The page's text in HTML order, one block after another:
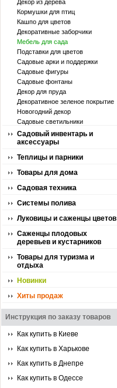
Декор из дерева
Кормушки для птиц
Кашпо для цветов
Декоративные заборчики
Мебель для сада
Подставки для цветов
Садовые арки и поддержки
Садовые фигуры
Садовые фонтаны
Декор для пруда
Декоративное зеленое покрытие
Новогодний декор
Садовые светильники
Садовый инвентарь и
аксессуары
Теплицы и парники
Товары для дома
Садовая техника
Системы полива
Луковицы и саженцы цветов
Саженцы плодовых
деревьев и кустарников
Товары для туризма и
отдыха
Новинки
Хиты продаж
Инструкция по заказу товаров
Как купить в Киеве
Как купить в Харькове
Как купить в Днепре
Как купить в Одессе